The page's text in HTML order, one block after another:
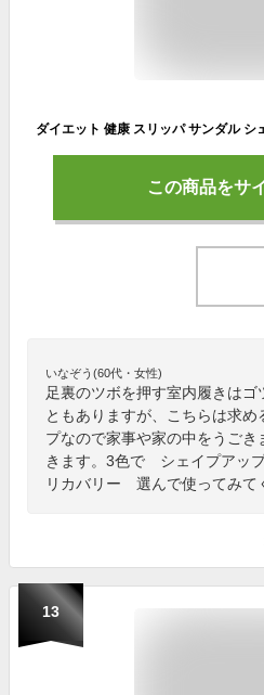
この商品をサ
いなぞう(60代・女性)
足裏のツボを押す室内履きはゴ
ともありますが、こちらは求
プなので家事や家の中をうご
きます。3色で シェイプアッ
リカバリー 選んで使ってみて
13